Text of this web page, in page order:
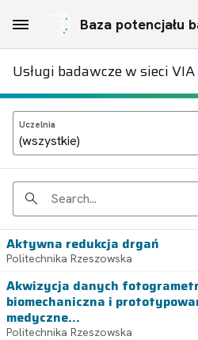
Usługi badawcze w sieci VIA
Uczelnia
Search
Aktywna redukcja drgań
Politechnika Rzeszowska
Akwizycja danych
biomechaniczna i
medyczne...
Politechnika Rzeszowska